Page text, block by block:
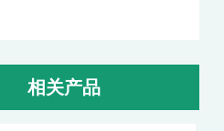
相关产品